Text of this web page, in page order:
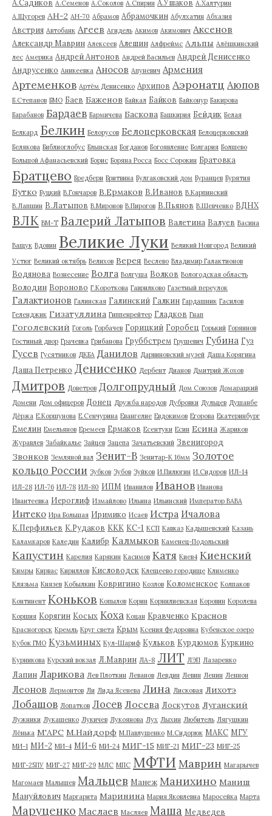
А.Садиков А.Семенов А.Соколов А.Спирин А.Ушаков А.Халтурин
А.Щугорев АН-2 АН-70 Абрамов Абрамочкин Абулхатин Абхазия
Австрия Автобанк Агеев Агидель Акимов Акимович Аксенов
Александр Маврин Алексеев Алешин Алфреймс Альпы Алёшкинский
лес Америка Андрей Антонов Андрей Васильев Андрей Денисенко
Андрусенко Аникеевка Аносов Апуневич Армения
Артеменков Артём Денисенко Архипов Аэронатц Аюпов
Б.Степанов БМО Баев Баженов Байкал Байков Байконур Бакирова
Барабанов Бардаев Бармичева Баскова Башкирия Бейдик Белая
Белкард Белкин Белорусов Белоцерковская Белоцерковский
Белякова Библиоглобус Блынская Богданов Богоявление Болгария Болшево
Большой Афанасьевский Борис Боряна Росса Босс Сорокин Братовка
Братцево Бредбери Бритвина Булгаковский дом Буранцев Бурятия
Бутко Буцкий В.Гончаров В.Ермаков В.Иванов В.Карпинский
В.Лапшин В.Латыпов В.Миронов В.Пирогов В.Пьянов В.Шевченко ВДНХ
ВЛК ВМ-Т Валерий Латыпов Валетина Валуев Васина
Ващук Вдовин Великие Луки Великий Новгород Великий
Устюг Великий октябрь Велихов Верея Веслево Владимир Галактионов
Водянова Вознесение Волга Волгуша Волков Вологодская область
Володин Вороново Г.Короткова Гаврилково Газетный переулок
Галактионов Галинская Галинский Галкин Гардашник Гасилов
Геленджик Гизатуллина Гиппенрейтер Гладков Гнап
Гоголевский Гоголь Горбачев Горицкий Горобец Горький Горяинов
Гостиный двор Грачевка Грибанова Груббстрем Грушевич Губина Гуз
Гусев Гусятников ДКБА Данилов Дарвиновский музей Даша Корягина
Даша Петренко Денисенко Дербент Дианов Дмитрий Жохов
Дмитров Доветров Долгопрудный Дом Союзов Домарацкий
Домени Дом офицеров Донец Дружба народов Дубровки Дульцев Душанбе
Дёржа Е.Коршунова Е.Сенчурина Евангелие Евдокимов Егорова Екатеринбург
Емелин Емельянов Еремеев Ермаков Есентуки Есин Есина Жариков
Журавлев Забайкалье Зайцев Зацепа Зачатьевский Звенигород
Звонков Земляной вал Зенит-В Зенитар-К 16мм Золотое
кольцо России Зубков Зубов Зуйков И.Пилюгин И.Сидоров ИЛ-14
ИЛ-28 ИЛ-76 ИЛ-78 ИЛ-80 ИПМ Иванилов Иванов Иванова
Ивантеевка Иероглиф Измайлово Ильина Ильинский Император ВАВА
Интеко Ира Большая Иримико Исаев Истра Ичалова
К.Перфильев К.Рудаков ККК КС-1 КСП Кавказ Кадышевский Казань
Каламкаров Каледин Калибр Калмыков Каменец-Подольский
Капустин Карелия Карякин Касимов Катя Киев4 Киенский
Кимры Кирвас Кириллов Кисловодск Клещеево городище Клименко
Клязьма Князев Кобылкин Ковригино Козлов Коломенское Колпаков
Континент Коньков Копылов Корин Корнилиевская Коровин Королева
Коршия Корягин Косых Коха Коцан Кравченко Краснов
Красногорск Кремль Круг света Крым Ксения Федоровна Кубенское озеро
Кубок ГМО Кузьминых Кул-Шариф Кульков Курдюмов Куркино
Курникова Курский вокзал Л.Маврин ЛА-8 ЛИТ ЛЭП Лазаренко
Лапин Ларикова Лев Плоткин Леванов Левдин Левин Ленин Леннон
Леонов Лермонтов Ли Лида Ясенева Лина Лисковая Лихотэ
Лобашов Лопатков Лосев Лосева Лоскутов Луганский
Лужники Лукашенко Лукичев Лукоянова Лух Лыхин Любитель Лягушкин
Лёнька М'АРС М.Найдорф М.Павлушенко М.Сидорюк МАКС МГУ
МИ-1 МИ-2 МИ-4 МИ-6 МИ-24 МИГ-15 МИГ-21 МИГ-23 МИГ-25
МИГ-25ПУ МИГ-27 МИГ-29 МЛС МПС МФТИ Маврин Магарычев
Магомаев Малышев Мальцев Манеж Манихино Маниш
Мануйлович Маргарита Маринина Мария Яковлевна Маросейка Марта
Маруценко Маслаев Масляев Маша Медведев